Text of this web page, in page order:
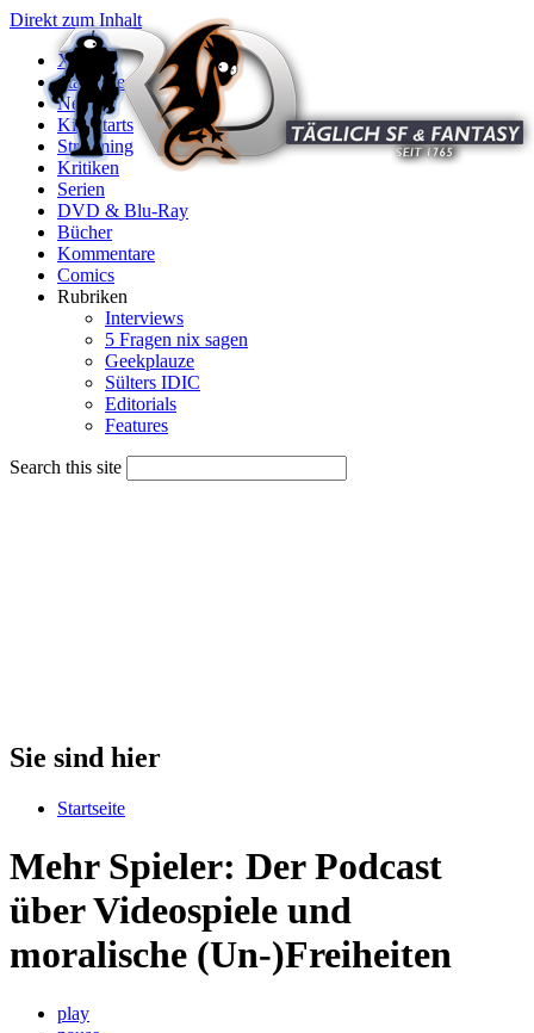
Direkt zum Inhalt
X
Startseite
News
Kinostarts
Streaming
Kritiken
Serien
DVD & Blu-Ray
Bücher
Kommentare
Comics
Rubriken
Interviews
5 Fragen nix sagen
Geekplauze
Sülters IDIC
Editorials
Features
Search this site
Sie sind hier
Startseite
Mehr Spieler: Der Podcast
über Videospiele und
moralische (Un-)Freiheiten
play